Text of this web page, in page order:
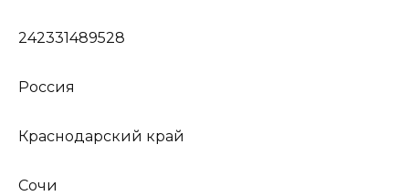
242331489528
Россия
Краснодарский край
Сочи